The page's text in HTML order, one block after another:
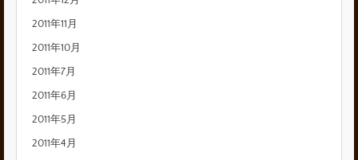
2011年11月
2011年10月
2011年7月
2011年6月
2011年5月
2011年4月